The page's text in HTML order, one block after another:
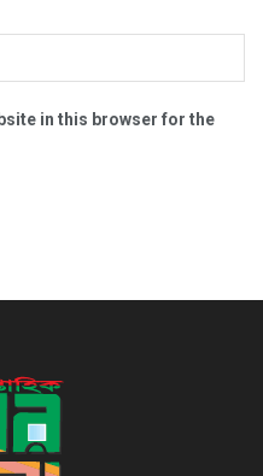
in this browser for the